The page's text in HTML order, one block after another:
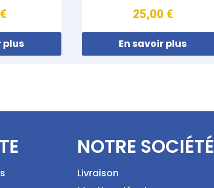
plus
25,00 €
En savoir plus
NOTRE SOCIÉTÉ
Livraison